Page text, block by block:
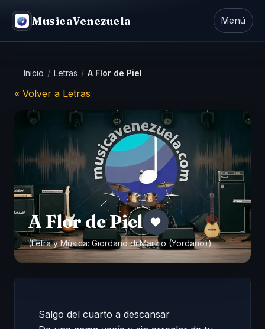
MusicaVenezuela Menú
Inicio / Letras / A Flor de Piel
« Volver a Letras
A Flor de Piel
(Letra y Música: Giordano di Marzio (Yordano))
Salgo del cuarto a descansar